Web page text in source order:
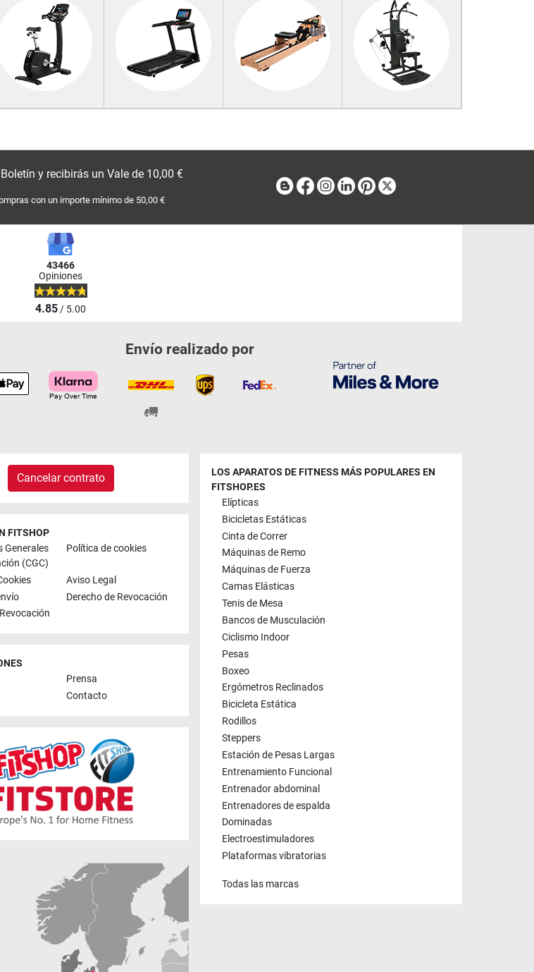
y recibirás un Vale de 10,00 €
con un importe mínimo de 50,00 €
BlogFacebook
Instagram
LinkedinPinterest
43466
Opiniones
4.85/ 5.00
Envío realizado por
Cancelar contrato
FITSHOP
Generales
(CGC)
Política de cookies
Aviso Legal
Derecho de Revocación
Prensa
Contacto
LOS APARATOS DE FITNESS MÁS POPULARES EN
FITSHOP.ES
Elípticas
Bicicletas Estáticas
Cinta de Correr
Máquinas de Remo
Máquinas de Fuerza
Camas Elásticas
Tenis de Mesa
Bancos de Musculación
Ciclismo Indoor
Pesas
Boxeo
Ergómetros Reclinados
Bicicleta Estática
Rodillos
Steppers
Estación de Pesas Largas
Entrenamiento Funcional
Entrenador abdominal
Entrenadores de espalda
Dominadas
Electroestimuladores
Plataformas vibratorias
Todas las marcas